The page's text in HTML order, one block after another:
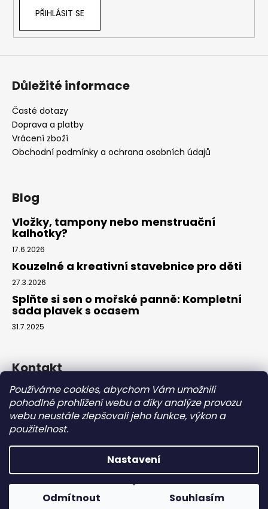
Používáme cookies, abychom Vám umožnili
pohodlné prohlížení webu a díky analýze provozu
webu neustále zlepšovali jeho funkce, výkon a
použitelnost.
Nastavení
Odmítnout Souhlasím
PŘIHLÁSIT SE
Důležité informace
Časté dotazy
Doprava a platby
Vrácení zboží
Obchodní podmínky a ochrana osobních údajů
Blog
Vložky, tampony nebo menstruační
kalhotky?
17.6.2026
Kouzelné a kreativní stavebnice pro děti
27.3.2026
Splňte si sen o mořské panně: Kompletní
sada plavek s ocasem
31.7.2025
Kontakt
info@eparuky.cz
+420 734 459 045
Náš Facebook
Copyright 2026eparuky.cz. Všechna práva vyhrazena.
Upravit nastavení cookies